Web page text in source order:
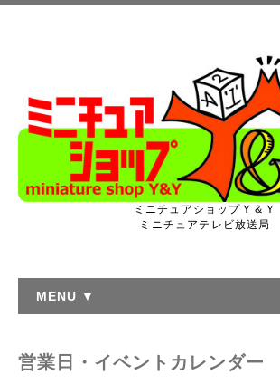
ミニチュアショップＹ＆Ｙ
ミニチュアテレビ放送局
MENU ▼
営業日・イベントカレンダー